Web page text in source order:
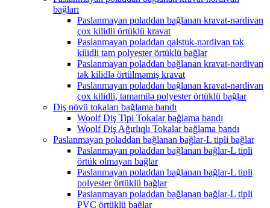
bağları
Paslanmayan poladdan bağlanan kravat-nərdivan
çox kilidli örtüklü kravat
Paslanmayan poladdan qalstuk-nərdivan tək
kilidli tam polyester örtüklü bağlar
Paslanmayan poladdan bağlanan kravat-nərdivan
tək kilidlə örtülməmiş kravat
Paslanmayan poladdan bağlanan kravat-nərdivan
çox kilidli, tamamilə polyester örtüklü bağlar
Diş növü tokaları bağlama bandı
Woolf Diş Tipi Tokalar bağlama bandı
Woolf Diş Ağırlıqlı Tokalar bağlama bandı
Paslanmayan poladdan bağlanan bağlar-L tipli bağlar
Paslanmayan poladdan bağlanan bağlar-L tipli
örtük olmayan bağlar
Paslanmayan poladdan bağlanan bağlar-L tipli
polyester örtüklü bağlar
Paslanmayan poladdan bağlanan bağlar-L tipli
PVC örtüklü bağlar